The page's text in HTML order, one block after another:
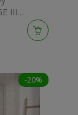
III
W0, Glass
-20%